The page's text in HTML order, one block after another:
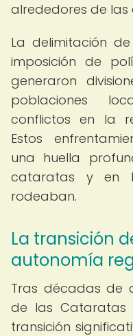
alrededores de
La delimitación
imposición de
generaron
poblaciones
conflictos en la
Estos
una huella
cataratas y en
rodeaban.
La transición
autonomía
Tras décadas de
de las Cataratas
transición